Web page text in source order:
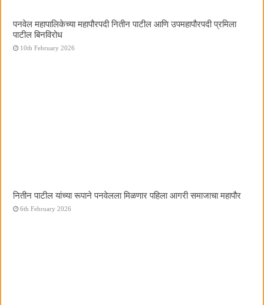
पनवेल महापालिकेच्या महापौरपदी नितीन पाटील आणि उपमहापौरपदी प्रमिला
पाटील बिनविरोध
10th February 2026
नितीन पाटील यांच्या रूपाने पनवेलला मिळणार पहिला आगरी समाजाचा महापौर
6th February 2026